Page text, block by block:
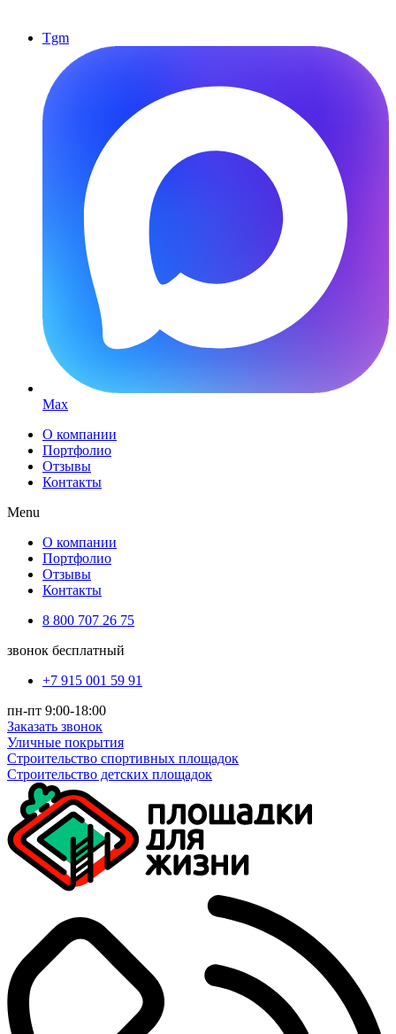
Tgm
Max
О компании
Портфолио
Отзывы
Контакты
Menu
О компании
Портфолио
Отзывы
Контакты
8 800 707 26 75
звонок бесплатный
+7 915 001 59 91
пн-пт 9:00-18:00
Заказать звонок
Уличные покрытия
Строительство спортивных площадок
Строительство детских площадок